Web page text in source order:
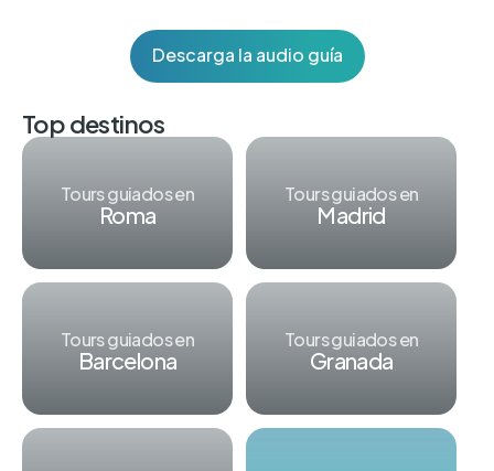
Descarga la audio guía
Top destinos
Tours guiados en
Roma
Tours guiados en
Madrid
Tours guiados en
Barcelona
Tours guiados en
Granada